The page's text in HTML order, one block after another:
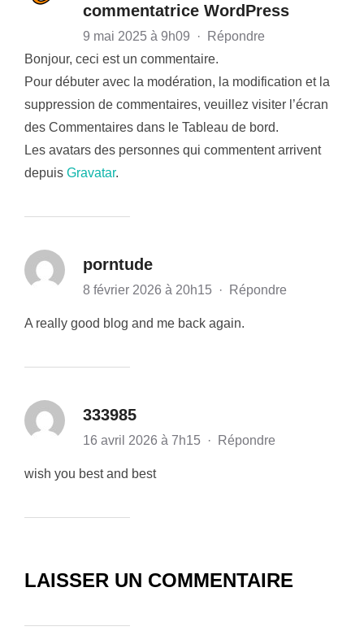
commentatrice WordPress
9 mai 2025 à 9h09 ·
Répondre
Bonjour, ceci est un commentaire.
Pour débuter avec la modération, la modification et la
suppression de commentaires, veuillez visiter l’écran
des Commentaires dans le Tableau de bord.
Les avatars des personnes qui commentent arrivent
depuis Gravatar.
porntude
8 février 2026 à 20h15 · Répondre
A really good blog and me back again.
333985
16 avril 2026 à 7h15 · Répondre
wish you best and best
LAISSER UN COMMENTAIRE